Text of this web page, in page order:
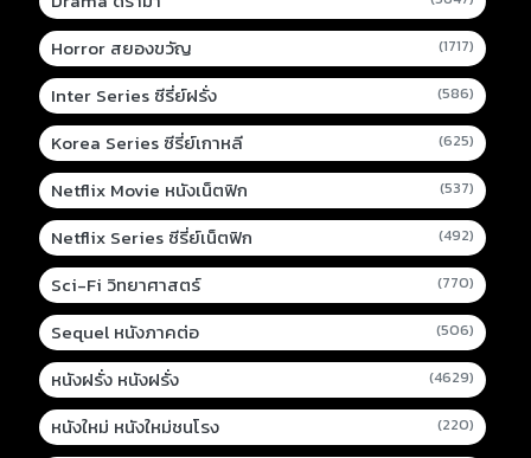
Horror สยองขวัญ (1717)
Inter Series ซีรี่ย์ฝรั่ง (586)
Korea Series ซีรี่ย์เกาหลี (625)
Netflix Movie หนังเน็ตฟิก (537)
Netflix Series ซีรี่ย์เน็ตฟิก (492)
Sci-Fi วิทยาศาสตร์ (770)
Sequel หนังภาคต่อ (506)
หนังฝรั่ง หนังฝรั่ง (4629)
หนังใหม่ หนังใหม่ชนโรง (220)